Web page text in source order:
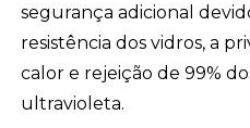
segurança adicional
resistência dos vidros, a
calor e rejeição de 99%
ultravioleta.